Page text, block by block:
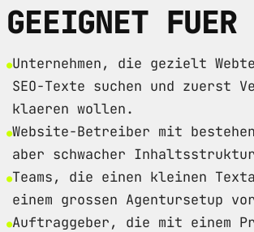
GEEIGNET FUER
Unternehmen, die gezielt
SEO-Texte suchen und zuerst
klaeren wollen.
Website-Betreiber mit
aber schwacher
Teams, die einen kleinen
einem grossen Agentursetup
Auftraggeber, die mit einem